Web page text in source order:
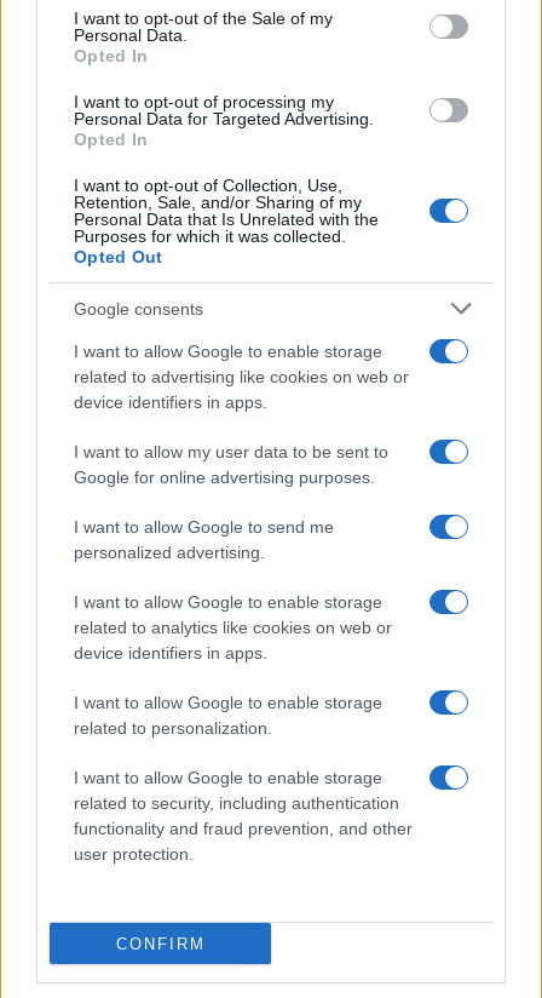
consent section.
I want to opt-out of the Sale of my
Personal Data.
Opted In
I want to opt-out of processing my
Personal Data for Targeted Advertising.
Opted In
I want to opt-out of Collection, Use,
Retention, Sale, and/or Sharing of my
Personal Data that Is Unrelated with the
Purposes for which it was collected.
Opted Out
Google consents
I want to allow Google to enable storage
related to advertising like cookies on web or
device identifiers in apps.
I want to allow my user data to be sent to
Google for online advertising purposes.
I want to allow Google to send me
personalized advertising.
I want to allow Google to enable storage
related to analytics like cookies on web or
device identifiers in apps.
I want to allow Google to enable storage
related to personalization.
I want to allow Google to enable storage
related to security, including authentication
functionality and fraud prevention, and other
user protection.
CONFIRM
κύματα – το AI ανοίγεται στον ωκεανό
McDonnell F3H Demon: Το βαρύ
ναυτικό μαχητικό της πρώτης εποχής
μπορεί να φθάνουν το μισό
εκατομμύριο νεκρούς
ΣΑΝ ΣΗΜΕΡΑ – 8 Αυγούστου 2000: Η
υποβρύχιου θρύλου
ΗΠΑ: Νέες κυρώσεις στην Κούβα για
εισαγωγές όπλων και στρατιωτική